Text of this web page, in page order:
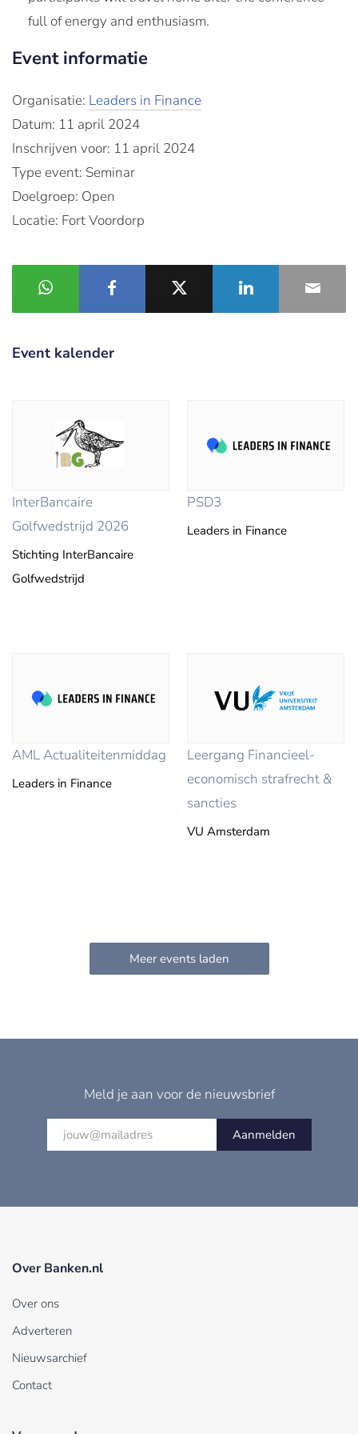
full of energy and enthusiasm.
Event informatie
Organisatie: Leaders in Finance
Datum: 11 april 2024
Inschrijven voor: 11 april 2024
Type event: Seminar
Doelgroep: Open
Locatie: Fort Voordorp
Event kalender
InterBancaire
Golfwedstrijd 2026
Stichting InterBancaire
Golfwedstrijd
PSD3
Leaders in Finance
AML Actualiteitenmiddag
Leaders in Finance
Leergang Financieel-
economisch strafrecht &
sancties
VU Amsterdam
Meld je aan voor de nieuwsbrief
Aanmelden
Over Banken.nl
Over ons
Adverteren
Nieuwsarchief
Contact